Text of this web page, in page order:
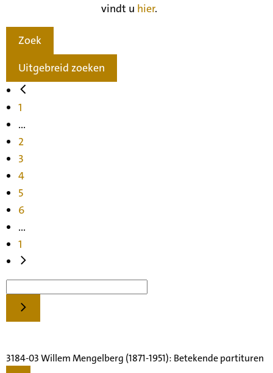
vindt u hier.
Zoek
Uitgebreid zoeken
1
...
2
3
4
5
6
...
1
3184-03 Willem Mengelberg (1871-1951): Betekende partituren